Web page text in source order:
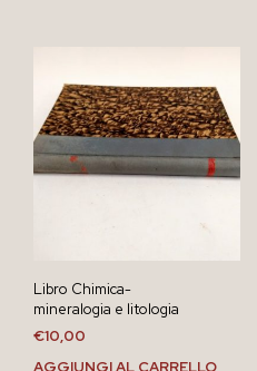
Libro Chimica-
mineralogia e litologia
€10,00
AGGIUNGI AL CARRELLO